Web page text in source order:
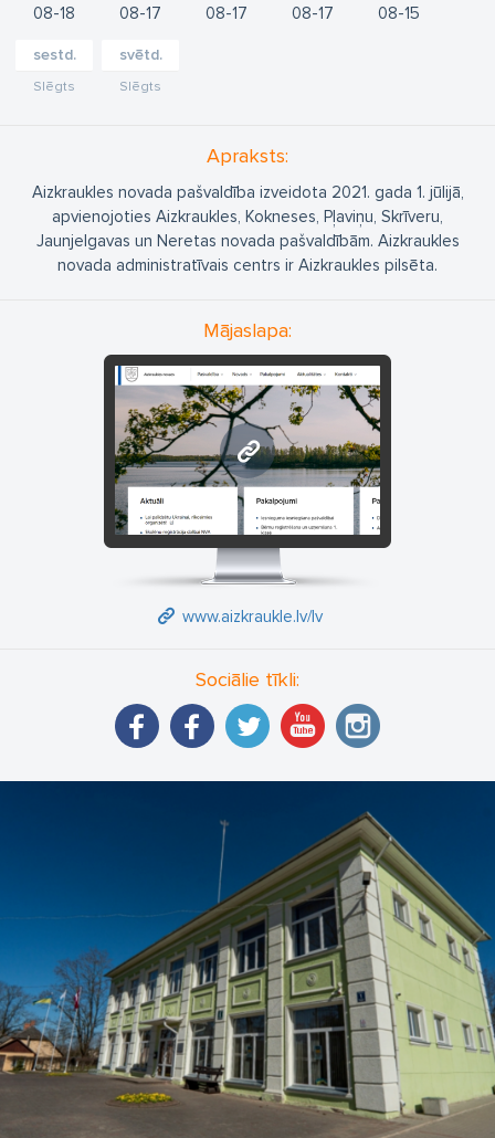
08 18 08 17 08 17 08 17 08 15
sestd.
Slēgts
svētd.
Slēgts
Apraksts:
Aizkraukles novada pašvaldība izveidota 2021. gada 1. jūlijā,
apvienojoties Aizkraukles, Kokneses, Pļaviņu, Skrīveru,
Jaunjelgavas un Neretas novada pašvaldībām. Aizkraukles
novada administratīvais centrs ir Aizkraukles pilsēta.
Mājaslapa:
www.aizkraukle.lv
www.aizkraukle.lv/lv
Sociālie tīkli: